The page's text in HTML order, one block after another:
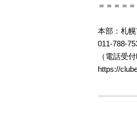
＝＝＝＝
本部：札
011-788-
（電話受
https://